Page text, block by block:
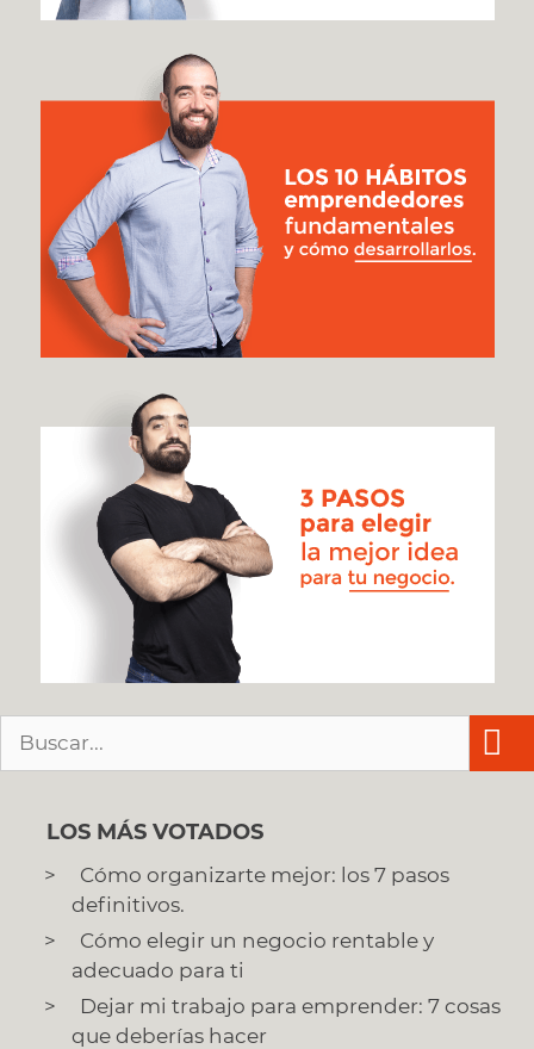
LOS MÁS VOTADOS
Cómo organizarte mejor: los 7 pasos
definitivos.
Cómo elegir un negocio rentable y
adecuado para ti
Dejar mi trabajo para emprender: 7 cosas
que deberías hacer